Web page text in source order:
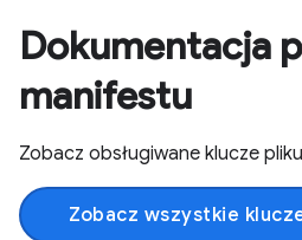
Dokumentacja
manifestu
Zobacz obsługiwane klucze
Zobacz wszystkie